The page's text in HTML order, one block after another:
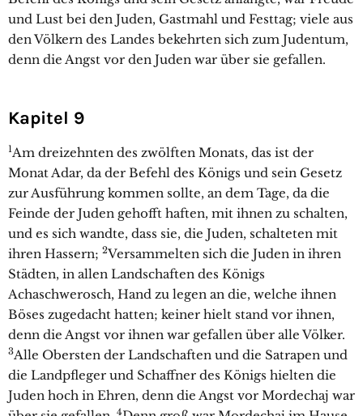
und Lust bei den Juden, Gastmahl und Festtag; viele aus
den Völkern des Landes bekehrten sich zum Judentum,
denn die Angst vor den Juden war über sie gefallen.
Kapitel 9
1Am dreizehnten des zwölften Monats, das ist der
Monat Adar, da der Befehl des Königs und sein Gesetz
zur Ausführung kommen sollte, an dem Tage, da die
Feinde der Juden gehofft haften, mit ihnen zu schalten,
und es sich wandte, dass sie, die Juden, schalteten mit
ihren Hassern; 2Versammelten sich die Juden in ihren
Städten, in allen Landschaften des Königs
Achaschwerosch, Hand zu legen an die, welche ihnen
Böses zugedacht hatten; keiner hielt stand vor ihnen,
denn die Angst vor ihnen war gefallen über alle Völker.
3Alle Obersten der Landschaften und die Satrapen und
die Landpfleger und Schaffner des Königs hielten die
Juden hoch in Ehren, denn die Angst vor Mordechaj war
4